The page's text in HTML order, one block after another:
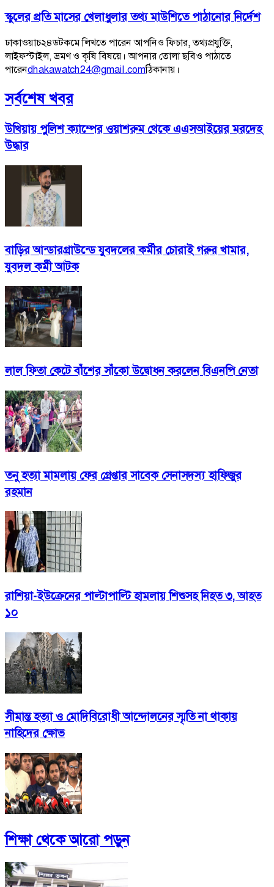
স্কুলের প্রতি মাসের খেলাধুলার তথ্য মাউশিতে পাঠানোর নির্দেশ
ঢাকাওয়াচ২৪ডটকমে লিখতে পারেন আপনিও ফিচার, তথ্যপ্রযুক্তি,
লাইফস্টাইল, ভ্রমণ ও কৃষি বিষয়ে। আপনার তোলা ছবিও পাঠাতে
পারেনdhakawatch24@gmail.comঠিকানায়।
সর্বশেষ খবর
উখিয়ায় পুলিশ ক্যাম্পের ওয়াশরুম থেকে এএসআইয়ের মরদেহ
উদ্ধার
বাড়ির আন্ডারগ্রাউন্ডে যুবদলের কর্মীর চোরাই গরুর খামার,
যুবদল কর্মী আটক
লাল ফিতা কেটে বাঁশের সাঁকো উদ্বোধন করলেন বিএনপি নেতা
তনু হত্যা মামলায় ফের গ্রেপ্তার সাবেক সেনাসদস্য হাফিজুর
রহমান
রাশিয়া-ইউক্রেনের পাল্টাপাল্টি হামলায় শিশুসহ নিহত ৩, আহত
১০
সীমান্ত হত্যা ও মোদিবিরোধী আন্দোলনের স্মৃতি না থাকায়
নাহিদের ক্ষোভ
শিক্ষাথেকে আরো পড়ুন